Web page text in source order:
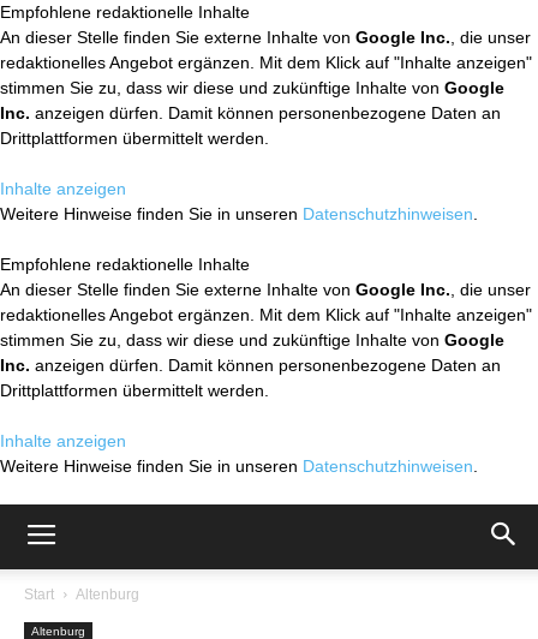
Empfohlene redaktionelle Inhalte
An dieser Stelle finden Sie externe Inhalte von Google Inc. , die unser
redaktionelles Angebot ergänzen. Mit dem Klick auf "Inhalte anzeigen"
stimmen Sie zu, dass wir diese und zukünftige Inhalte von Google
Inc. anzeigen dürfen. Damit können personenbezogene Daten an
Drittplattformen übermittelt werden.
Inhalte anzeigen
Weitere Hinweise finden Sie in unseren Datenschutzhinweisen
Empfohlene redaktionelle Inhalte
An dieser Stelle finden Sie externe Inhalte von Google Inc. , die unser
redaktionelles Angebot ergänzen. Mit dem Klick auf "Inhalte anzeigen"
stimmen Sie zu, dass wir diese und zukünftige Inhalte von Google
Inc. anzeigen dürfen. Damit können personenbezogene Daten an
Drittplattformen übermittelt werden.
Inhalte anzeigen
Weitere Hinweise finden Sie in unseren Datenschutzhinweisen
Start Altenburg
Altenburg